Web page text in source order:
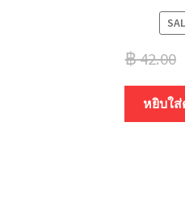
฿42.00
หยิบใส่